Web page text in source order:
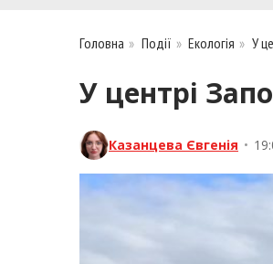
Головна » Події »Екологія » У
У центрі
Казанцева Євгенія •